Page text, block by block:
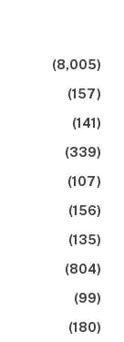
(8,005)
(157)
(141)
(339)
(107)
(156)
(135)
(804)
(99)
(180)